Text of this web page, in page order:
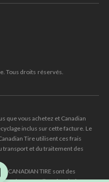
Tous droits réservés.
que vous achetez et Canadian
inclus sur cette facture. Le
Tire utilisent ces frais
transport et du traitement des
CANADIAN TIRE sont des